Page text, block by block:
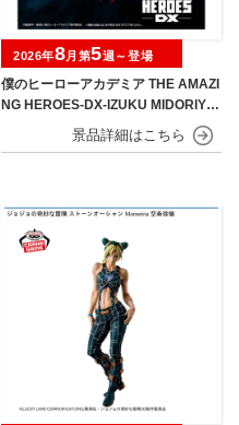
僕のヒーローアカデミア THE AMAZI
NG HEROES-DX-IZUKU MIDORIYA
OVERLAY Ⅱ
2026年8月第5週～登場